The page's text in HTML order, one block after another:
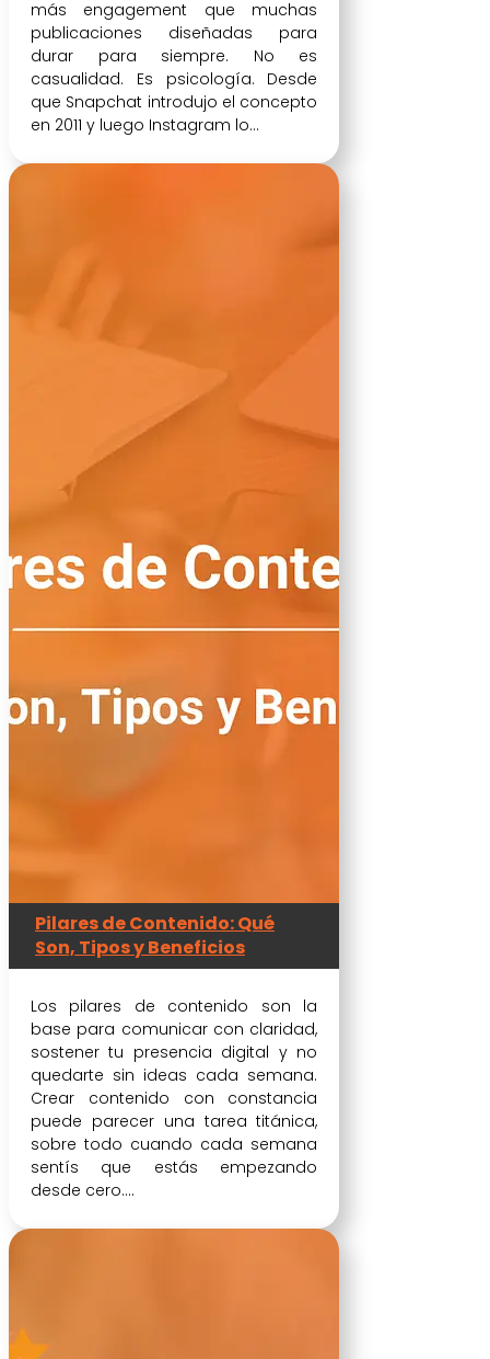
más engagement que muchas
publicaciones diseñadas para
durar para siempre. No es
casualidad. Es psicología. Desde
que Snapchat introdujo el concepto
en 2011 y luego Instagram lo...
Pilares de Contenido: Qué
Son, Tipos y Beneficios
Los pilares de contenido son la
base para comunicar con claridad,
sostener tu presencia digital y no
quedarte sin ideas cada semana.
Crear contenido con constancia
puede parecer una tarea titánica,
sobre todo cuando cada semana
sentís que estás empezando
desde cero....